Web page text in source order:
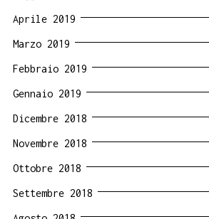
Aprile 2019
Marzo 2019
Febbraio 2019
Gennaio 2019
Dicembre 2018
Novembre 2018
Ottobre 2018
Settembre 2018